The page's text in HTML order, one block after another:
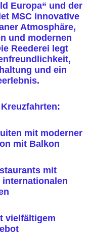
Europa“ und der
MSC innovative
Atmosphäre,
und modernen
Reederei legt
und ein
mit moderner
mit Balkon
mit
vielfältigem